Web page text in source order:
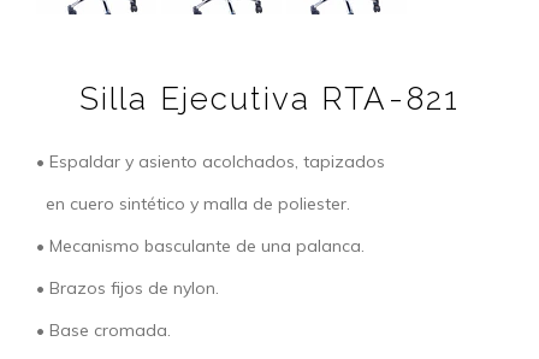
Silla Ejecutiva RTA-821
• Espaldar y asiento acolchados, tapizados
en cuero sintético y malla de poliester.
• Mecanismo basculante de una palanca.
• Brazos fijos de nylon.
• Base cromada.